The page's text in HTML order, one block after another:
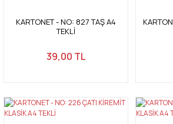
KARTONET - NO: 827 TAŞ A4
TEKLİ
39,00 TL